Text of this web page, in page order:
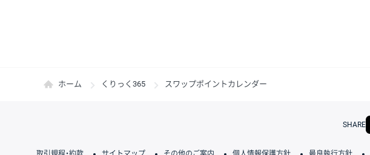
ホーム くりっく365 スワップポイントカレンダー
SHARE